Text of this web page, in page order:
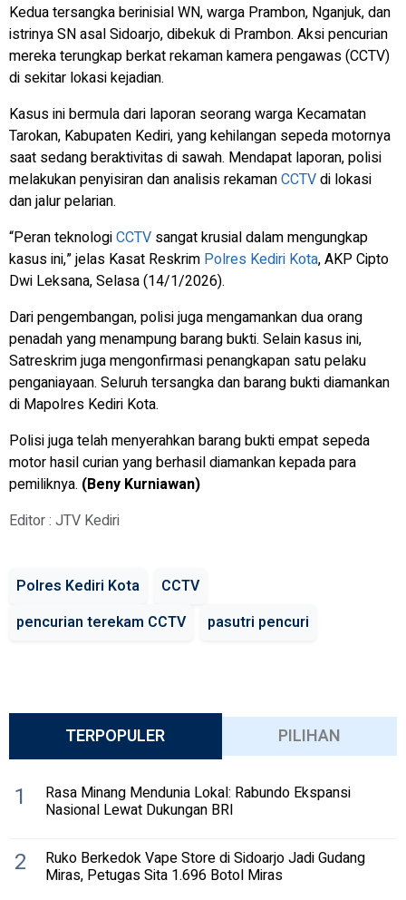
Kedua tersangka berinisial WN, warga Prambon, Nganjuk, dan
istrinya SN asal Sidoarjo, dibekuk di Prambon. Aksi pencurian
mereka terungkap berkat rekaman kamera pengawas (CCTV)
di sekitar lokasi kejadian.
Kasus ini bermula dari laporan seorang warga Kecamatan
Tarokan, Kabupaten Kediri, yang kehilangan sepeda motornya
saat sedang beraktivitas di sawah. Mendapat laporan, polisi
melakukan penyisiran dan analisis rekamanCCTVdi lokasi
dan jalur pelarian.
“Peran teknologiCCTV sangat krusial dalam mengungkap
kasus ini,” jelas Kasat Reskrim Polres Kediri Kota, AKP Cipto
Dwi Leksana, Selasa (14/1/2026).
Dari pengembangan, polisi juga mengamankan dua orang
penadah yang menampung barang bukti. Selain kasus ini,
Satreskrim juga mengonfirmasi penangkapan satu pelaku
penganiayaan. Seluruh tersangka dan barang bukti diamankan
di Mapolres Kediri Kota.
Polisi juga telah menyerahkan barang bukti empat sepeda
motor hasil curian yang berhasil diamankan kepada para
pemiliknya. (Beny Kurniawan)
Editor : JTV Kediri
Polres Kediri Kota
CCTV
pencurian terekam CCTV
pasutri pencuri
TERPOPULER PILIHAN
1 Rasa Minang Mendunia Lokal: Rabundo Ekspansi
Nasional Lewat Dukungan BRI
2 Ruko Berkedok Vape Store di Sidoarjo Jadi Gudang
Miras, Petugas Sita 1.696 Botol Miras